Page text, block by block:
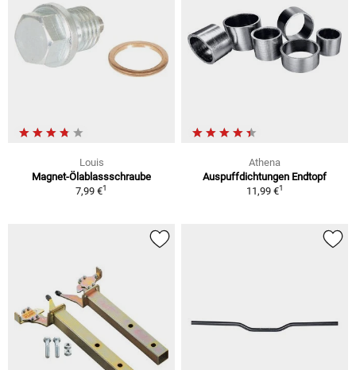
Louis
Magnet-Ölablassschraube
7,99 €1
Athena
Auspuffdichtungen Endtopf
11,99 €1